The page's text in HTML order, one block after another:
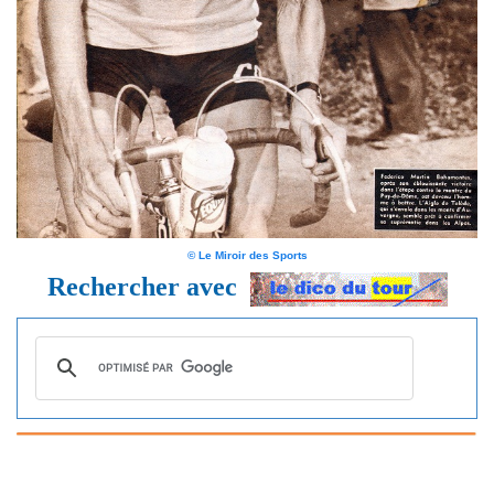
© Le Miroir des Sports
Rechercher avec